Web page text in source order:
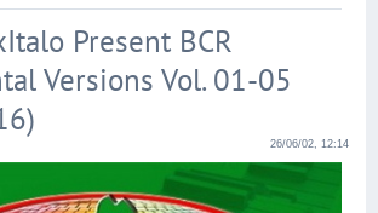
Present BCR
Versions Vol. 01-05
26/06/02, 12:14